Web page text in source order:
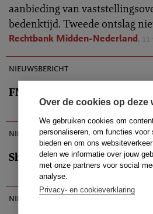
Over de cookies op deze
We gebruiken cookies om
personaliseren, om functies voor
bieden en om ons
delen we informatie over jouw
met onze partners voor social
analyse.
Privacy- en cookieverklaring
aanbieding van
bedenktijd. Tweede ontslag
Rechtbank Midden-Nederland,
nieuwsbericht
FNV-bond kijkt naar randen
nieuwsbericht
Shell schrapt plan nieuwe
nieuwsbericht